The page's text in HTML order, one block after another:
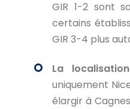
GIR 1-2 sont
certains
GIR 3-4 plus
La
uniquement
élargir à